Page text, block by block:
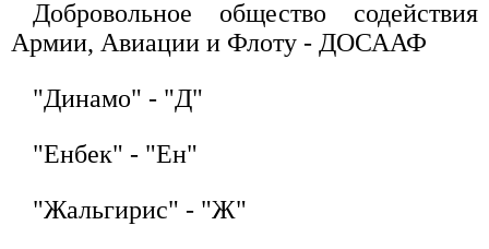
Добровольное общество содействия
Армии, Авиации и Флоту - ДОСААФ
"Динамо" - "Д"
"Енбек" - "Ен"
"Жальгирис" - "Ж"